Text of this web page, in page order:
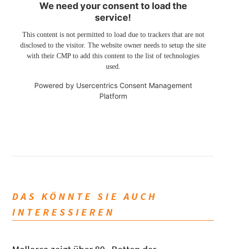
We need your consent to load the
service!
This content is not permitted to load due to trackers that are not
disclosed to the visitor. The website owner needs to setup the site
with their CMP to add this content to the list of technologies
used.
Powered by Usercentrics Consent Management
Platform
DAS KÖNNTE SIE AUCH
INTERESSIEREN